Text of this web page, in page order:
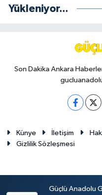
Yükleniyor...
Son Dakika Ankara
Künye İletişim
Gizlilik Sözleşmesi
Güçlü Anadolu